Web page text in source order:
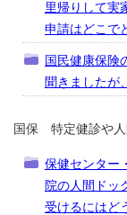
里帰りして実
申請はどこで
国民健康保険
聞きましたが
国保 特定健診や人
保健センター
院の人間ドッ
受けるにはど